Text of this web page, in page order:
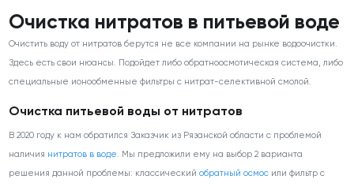
Очистка нитратов в питьевой воде
Очистить воду от нитратов берутся не все компании на рынке водоочистки.
Здесь есть свои нюансы. Подойдет либо обратноосмотическая система, либо
специальные ионообменные фильтры с нитрат-селективной смолой.
Очистка питьевой воды от нитратов
В 2020 году к нам обратился Заказчик из Рязанской области с проблемой
наличия нитратов в воде. Мы предложили ему на выбор 2 варианта
решения данной проблемы: классическийобратный осмос или фильтр с